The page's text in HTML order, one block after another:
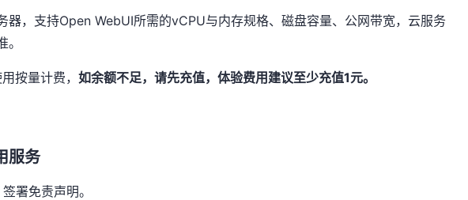
器，支持Open WebUI所需的vCPU与内存规格、磁盘容量、公网带宽，云服务
按量计费，如余额不足，请先充值，体验费用建议至少充值1元。
服务
签署免责声明。